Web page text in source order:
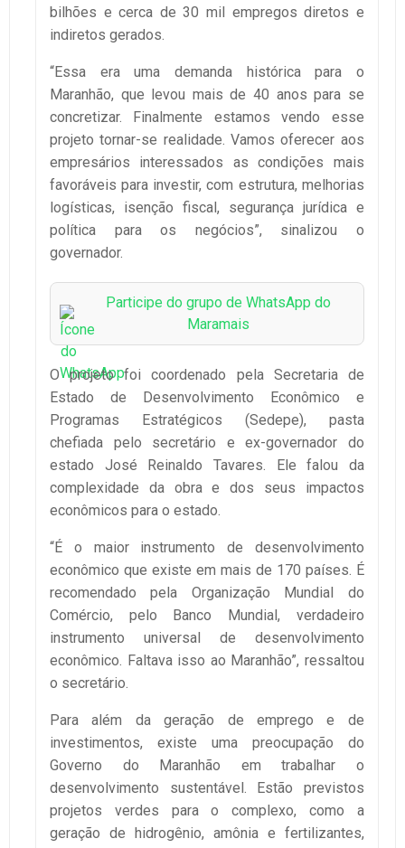
bilhões e cerca de 30 mil empregos diretos e
indiretos gerados.
“Essa era uma demanda histórica para o
Maranhão, que levou mais de 40 anos para se
concretizar. Finalmente estamos vendo esse
projeto tornar-se realidade. Vamos oferecer aos
empresários interessados as condições mais
favoráveis para investir, com estrutura, melhorias
logísticas, isenção fiscal, segurança jurídica e
política para os negócios”, sinalizou o
governador.
Participe do grupo de WhatsApp do
Maramais
O projeto foi coordenado pela Secretaria de
Estado de Desenvolvimento Econômico e
Programas Estratégicos (Sedepe), pasta
chefiada pelo secretário e ex-governador do
estado José Reinaldo Tavares. Ele falou da
complexidade da obra e dos seus impactos
econômicos para o estado.
“É o maior instrumento de desenvolvimento
econômico que existe em mais de 170 países. É
recomendado pela Organização Mundial do
Comércio, pelo Banco Mundial, verdadeiro
instrumento universal de desenvolvimento
econômico. Faltava isso ao Maranhão”, ressaltou
o secretário.
Para além da geração de emprego e de
investimentos, existe uma preocupação do
Governo do Maranhão em trabalhar o
desenvolvimento sustentável. Estão previstos
projetos verdes para o complexo, como a
geração de hidrogênio, amônia e fertilizantes,